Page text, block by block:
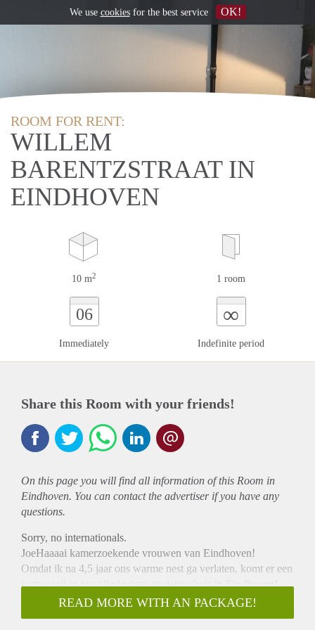
ROOM FOR RENT:
WILLEM
BARENTZSTRAAT IN
EINDHOVEN
10 m2 1 room
06
Immediately
∞
Indefinite period
Share this Room with your friends!
On this page you will find all information of this Room in
Eindhoven. You can contact the advertiser if you have any
questions.
Sorry, no internationals.
JoeHaaaai kamerzoekende vrouwen van Eindhoven!
Omdat ik na 4,5 jaar ons warme nest ga verlaten, komt er een
kamer vrij in ons allerleukste studentenhuis in Eindhoven!
Het gaat om een kamer van ongeveer 10m2 voor 282 ekkies
pm incl. (kan zijn dat de huisbaas er nog iets bovenop gooit)
READ MORE WITH AN PACKAGE!
We use cookiesfor the best service OK!